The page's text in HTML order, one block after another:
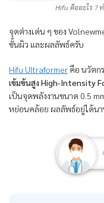
Hifu คืออะไร ?
จุดต่างเด่น ๆ ของ
ชั้นผิว และผลลัพธ์ครับ
Hifu Ultraformerคือ นวัตก
เข้มข้นสูง High-Intensity
เป็นจุดพลังงานขนาด 0.5
หย่อนคล้อย ผลลัพธ์อยู่ได้น